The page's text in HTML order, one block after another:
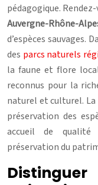
pédagogique.
Auvergne-Rhône-
d’espèces sauvages.
des parcs naturels
la faune et flore
reconnus pour la
naturel et culturel. La
préservation des
accueil de
préservation du